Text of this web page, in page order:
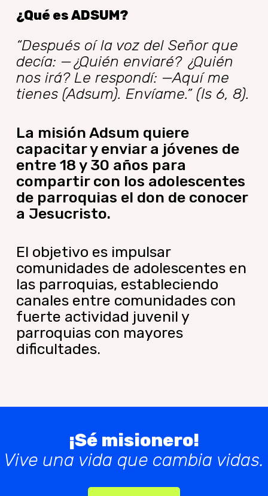
¿Qué esADSUM?
“Después oí la voz del Señor que
decía: —¿Quién enviaré? ¿Quién
nos irá? Le respondí: —Aquí me
tienes (Adsum). Envíame.” (Is 6, 8).
La misión Adsum quiere
capacitar y enviar a jóvenes de
entre 18 y 30 años para
compartir con los adolescentes
de parroquias el don de conocer
a Jesucristo.
El objetivo es impulsar
comunidades de adolescentes en
las parroquias, estableciendo
canales entre comunidades con
fuerte actividad juvenil y
parroquias con mayores
dificultades.
¡Sé misionero!
Vive una vida que cambia vidas.